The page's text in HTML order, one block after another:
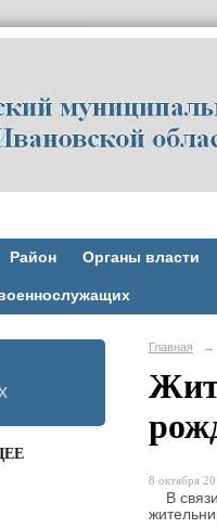
Район Органы власти
Главная →
8 октября
В связи